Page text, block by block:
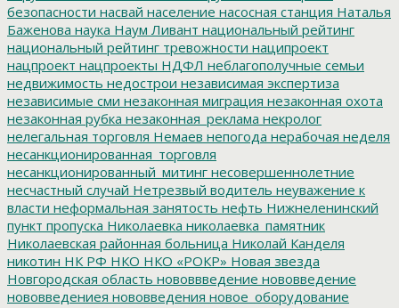
безопасности насвай население насосная станция Наталья
Баженова наука Наум Ливант национальный рейтинг
национальный рейтинг тревожности наципроект
нацпроект нацпроекты НДФЛ неблагополучные семьи
недвижимость недострои независимая экспертиза
независимые сми незаконная миграция незаконная охота
незаконная рубка незаконная_реклама некролог
нелегальная торговля Немаев непогода нерабочая неделя
несанкционированная_торговля
несанкционированный_митинг несовершеннолетние
несчастный случай Нетрезвый водитель неуважение к
власти неформальная занятость нефть Нижнеленинский
пункт пропуска Николаевка николаевка_памятник
Николаевская районная больница Николай Канделя
никотин НК РФ НКО НКО «РОКР» Новая звезда
Новгородская область нововвведение нововведение
нововведениея нововведения новое_оборудование